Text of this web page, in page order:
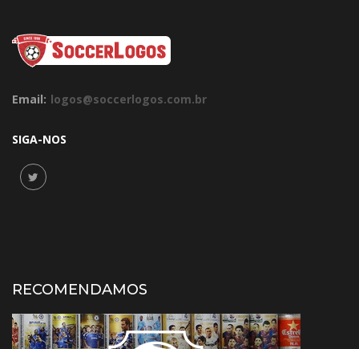
Email: logos@soccerlogos.com.br
SIGA-NOS
RECOMENDAMOS